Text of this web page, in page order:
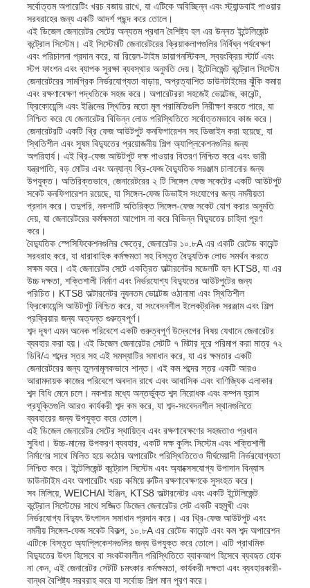
বাড়ি
পণ্য
ভিডিও
আমাদের সম্পর্কে
কারখানা ভ্রমণ
মান নিয়ন্ত্রণ
আমাদের সাথে যোগাযোগ করুন
খবর
সব ক্ষেত্রেই
উদ্ধৃতির জন্য আবেদন
ডিজেল জেনারেটর সেট
সর্বোত্তম অপারেটিং খরচ বজায় রাখে, যা এটিকে অবিচ্ছিন্ন এবং স্ট্যান্ডবাই পাওয়ার
সরবরাহের জন্য একটি আদর্শ পছন্দ করে তোলে।
এই ডিজেল জেনারেটর সেটের অন্যতম প্রধান বৈশিষ্ট্য হল এর উন্নত ইন্টেলিজেন্ট
কন্ট্রোল সিস্টেম। এই সিস্টেমটি জেনারেটরের ক্রিয়াকলাপগুলির নির্বিঘ্ন পর্যবেক্ষণ
এবং পরিচালনা প্রদান করে, যা রিয়েল-টাইম ডায়াগনস্টিকস, স্বয়ংক্রিয় স্টার্ট এবং
স্টপ ফাংশন এবং ব্যাপক সুরক্ষা ব্যবস্থার অনুমতি দেয়। ইন্টেলিজেন্ট কন্ট্রোল সিস্টেম
জেনারেটরের সামগ্রিক নির্ভরযোগ্যতা বাড়ায়, অপ্রত্যাশিত ডাউনটাইমের ঝুঁকি কমায়
এবং রক্ষণাবেক্ষণ পদ্ধতিকে সহজ করে। অপারেটররা সহজেই ভোল্টেজ, কারেন্ট,
ফ্রিকোয়েন্সি এবং ইঞ্জিনের স্থিতির মতো মূল পরামিতিগুলি নিরীক্ষণ করতে পারে, যা
নিশ্চিত করে যে জেনারেটর বিভিন্ন লোড পরিস্থিতিতে সর্বোত্তমভাবে কাজ করে।
জেনারেটরটি একটি থ্রি ফেজ আউটপুট কনফিগারেশন সহ ডিজাইন করা হয়েছে, যা
স্থিতিশীল এবং সুষম বিদ্যুতের প্রয়োজনীয় শিল্প অ্যাপ্লিকেশনগুলির জন্য
অপরিহার্য। এই থ্রি-ফেজ আউটপুট দক্ষ পাওয়ার বিতরণ নিশ্চিত করে এবং ভারী
যন্ত্রপাতি, বড় মোটর এবং অন্যান্য থ্রি-ফেজ বৈদ্যুতিক সরঞ্জাম চালানোর জন্য
উপযুক্ত। অতিরিক্তভাবে, জেনারেটরের ২ টি সিঙ্গেল ফেজ সকেটের একটি আউটপুট
সকেট কনফিগারেশন রয়েছে, যা সিঙ্গেল-ফেজ ডিভাইস সংযোগের জন্য নমনীয়তা
প্রদান করে। তদুপরি, নকশাটি অতিরিক্ত সিঙ্গেল-ফেজ সকেট যোগ করার অনুমতি
দেয়, যা জেনারেটরের কর্মক্ষমতা আপোস না করে বিভিন্ন বিদ্যুতের চাহিদা পূরণ
করে।
বৈদ্যুতিক স্পেসিফিকেশনগুলির ক্ষেত্রে, জেনারেটর ১০.৮A এর একটি রেটেড কারেন্ট
সরবরাহ করে, যা ধারাবাহিক কর্মক্ষমতা সহ বিস্তৃত বৈদ্যুতিক লোড সমর্থন করতে
সক্ষম করে। এই জেনারেটর সেটে একত্রিত অল্টারনেটর মডেলটি হল KTS8, যা এর
উচ্চ দক্ষতা, শক্তিশালী নির্মাণ এবং নির্ভরযোগ্য বিদ্যুতের আউটপুটের জন্য
পরিচিত। KTS8 অল্টারনেটর ন্যূনতম ভোল্টেজ ওঠানামা এবং স্থিতিশীল
ফ্রিকোয়েন্সি আউটপুট নিশ্চিত করে, যা সংবেদনশীল ইলেকট্রনিক সরঞ্জাম এবং শিল্প
প্রক্রিয়ার জন্য অত্যন্ত গুরুত্বপূর্ণ।
শব্দ দূষণ এমন অনেক পরিবেশে একটি গুরুত্বপূর্ণ উদ্বেগের বিষয় যেখানে জেনারেটর
ব্যবহার করা হয়। এই ডিজেল জেনারেটর সেটটি ৭ মিটার দূরে পরিমাপ করা মাত্র ৭২
ডিবি/এ শব্দের স্তর সহ এই সমস্যাটির সমাধান করে, যা এর ক্ষমতার একটি
জেনারেটরের জন্য তুলনামূলকভাবে শান্ত। এই কম শব্দের স্তর একটি আরও
আরামদায়ক কাজের পরিবেশে অবদান রাখে এবং আবাসিক এবং বাণিজ্যিক এলাকার
শব্দ বিধি মেনে চলে। নকশার মধ্যে অন্তর্ভুক্ত শব্দ নিরোধক এবং কম্পন হ্রাস
প্রযুক্তিগুলি আরও কার্যকরী শব্দ কম করে, যা শব্দ-সংবেদনশীল স্থানগুলিতে
ব্যবহারের জন্য উপযুক্ত করে তোলে।
এই ডিজেল জেনারেটর সেটের স্থায়িত্ব এবং রক্ষণাবেক্ষণের সহজতাও প্রধান
সুবিধা। উচ্চ-মানের উপকরণ ব্যবহার, একটি দক্ষ কুলিং সিস্টেম এবং শক্তিশালী
নির্মাণের সাথে মিলিত হয়ে কঠোর অপারেটিং পরিস্থিতিতেও দীর্ঘমেয়াদী নির্ভরযোগ্যতা
নিশ্চিত করে। ইন্টেলিজেন্ট কন্ট্রোল সিস্টেম এবং অ্যাক্সেসযোগ্য উপাদান বিন্যাস
ডাউনটাইম এবং অপারেটিং খরচ কমিয়ে রুটিন রক্ষণাবেক্ষণকে সুসংহত করে।
সব মিলিয়ে, WEICHAI ইঞ্জিন, KTS8 অল্টারনেটর এবং একটি ইন্টেলিজেন্ট
কন্ট্রোল সিস্টেমের সাথে সজ্জিত ডিজেল জেনারেটর সেট একটি বহুমুখী এবং
নির্ভরযোগ্য বিদ্যুৎ উৎপাদন সমাধান প্রদান করে। এর থ্রি-ফেজ আউটপুট এবং
নমনীয় সিঙ্গেল-ফেজ সকেট বিকল্প, ১০.৮A এর রেটেড কারেন্ট এবং কম শব্দ অপারেশন
এটিকে বিস্তৃত অ্যাপ্লিকেশনগুলির জন্য উপযুক্ত করে তোলে। এটি প্রাথমিক
বিদ্যুতের উৎস হিসেবে বা সংকটকালীন পরিস্থিতিতে ব্যাকআপ হিসেবে ব্যবহৃত হোক
না কেন, এই জেনারেটর সেটটি চমৎকার কর্মক্ষমতা, কার্যকরী দক্ষতা এবং ব্যবহারকারী-
বান্ধব বৈশিষ্ট্য সরবরাহ করে যা সর্বোচ্চ শিল্প মান পূরণ করে।